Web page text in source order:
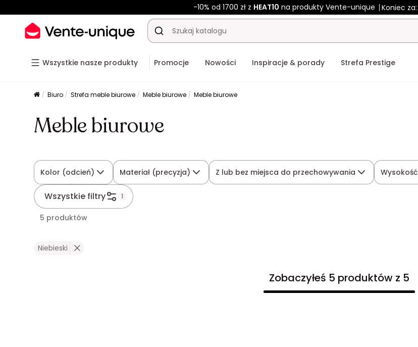
-10% od 1700 zł z HEAT10 na produkty Vente-unique Koniec za:
Wszystkie nasze produkty Promocje Nowości Inspiracje & porady Strefa Prestige
Biuro Strefa meble biurowe Meble biurowe Meble biurowe
Meble biurowe
Kolor (odcień) Materiał (precyzja) Z lub bez miejsca do przechowywania Wysokość
Wszystkie filtry 1
5 produktów
Niebieski
Zobaczyłeś 5 produktów z 5